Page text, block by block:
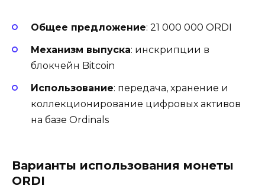
Общее предложение: 21 000 000 ORDI
Механизм выпуска: инскрипции в
блокчейн Bitcoin
Использование: передача, хранение и
коллекционирование цифровых активов
на базе Ordinals
Варианты использования монеты
ORDI